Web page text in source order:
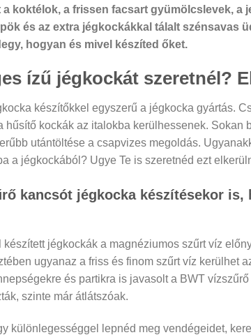
a koktélok, a frissen facsart gyümölcslevek,
és az extra jégkockákkal tálalt szénsavas
hogyan és mivel készíted őket.
ízű jégkockát szeretnél?
készítőkkel egyszerű a jégkocka gyártás.
hűsítő kockák az italokba kerülhessenek.
utántöltése a csapvizes megoldás.
a jégkockából? Ugye Te is szeretnéd ezt
kancsót jégkocka készítésekor
jégkockák a magnéziumos szűrt víz
ugyanaz a friss és finom szűrt víz kerülhet
és partikra is javasolt a BWT
szinte már átlátszóak.
különlegességgel lepnéd meg vendégeidet,